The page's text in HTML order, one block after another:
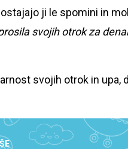
ostajajo ji le spomini in
svojih otrok za
svojih otrok in upa,